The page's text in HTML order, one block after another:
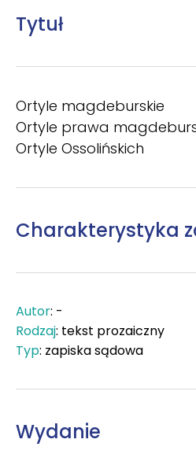
Tytuł
Ortyle magdeburskie
Ortyle prawa
Ortyle Ossolińskich
Charakterystyka
Autor: -
Rodzaj: tekst prozaiczny
Typ: zapiska sądowa
Wydanie